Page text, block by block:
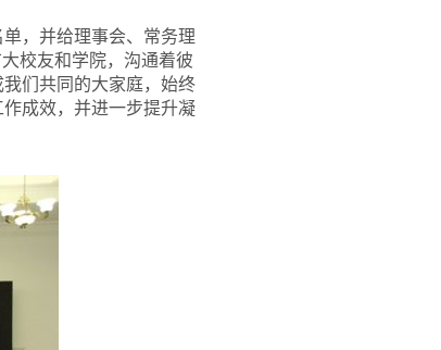
，并给理事会、常务理
校友和学院，沟通着彼
们共同的大家庭，始终
成效，并进一步提升凝